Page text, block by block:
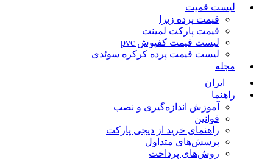
لیست قمیت
قیمت پرده زبرا
قیمت پارکت لمینت
لیست قیمت کفپوش pvc
لیست قیمت پرده کرکره سوئدی
مجله
ایران
راهنما
آموزش اندازه‌گیری و نصب
قوانین
راهنمای خرید از دیجی پارکت
پرسش‌های متداول
روش‌های پرداخت